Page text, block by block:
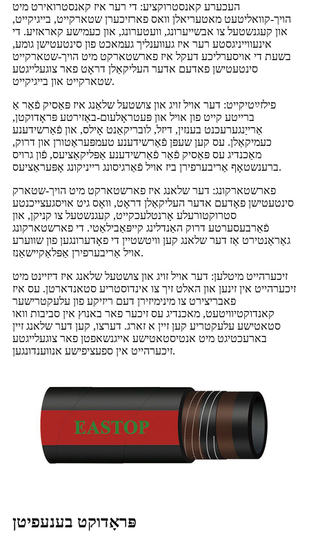
העכערע קאנסטרוקציע: די רער איז קאנסטרואירט מיט
הויך-קוואליטעט מאטעריאלן וואס פארזיכערן שטארקייט, בייגיקייט,
און קעגנשטעל צו אבשייערונג, וועטערונג, און כעמישע קאראזיע. די
אינעווייניגסטע רער איז געווענליך געמאכט פון סינטעטישן גומע,
בשעת די אויסערליכע דעקל איז פארשטארקט מיט הויך-שטארקייט
סינטעטישן פאדעם אדער העליקאַלן דראָט פאר צוגעלייגטע
שטארקייט און בייגיקייט.
פילזײַטיקייט: דער אויל זויג און צושטעל שלאַנג איז פּאַסיק פֿאַר אַ
ברייטע קייט פון אויל און פּעטראָלעום-באַזירטע פּראָדוקטן,
אַרייַנגערעכנט בענזין, דיזל, לובריקאַנט אָילס, און פֿאַרשידענע
כעמיקאַלן. עס קען שעפּן פֿאַרשידענע טעמפּעראַטורן און דרוק,
מאַכנדיג עס פּאַסיק פֿאַר פֿאַרשידענע אַפּליקאַציעס, פֿון גרויס
ברענשטאָף אַריבערפירן ביז אויל פֿאַרגיסונג רייניקונג אָפּעראַציעס.
פארשטארקונג: דער שלאנג איז פארשטארקט מיט הויך-שטארק
סינטעטישן פאָדעם אדער העליקאַלן דראָט, וואָס גיט אויסגעצייכנטע
סטרוקטורעלע אָרנטלעכקייט, קעגנשטעל צו קניקן, און
פֿאַרבעסערטע דרוק האַנדלינג קייפּאַבילאַטי. די פארשטארקונג
גאַראַנטירט אַז דער שלאנג קען וויטשטיין די פאָדערונגען פון שווערע
אויל אַריבערפירן אַפּלאַקיישאַנז.
זיכערהייט מיטלען: דער אויל זויג און צושטעל שלאנג איז דיזיינט מיט
זיכערהייט אין זינען און האלט זיך צו אינדוסטריע סטאנדארטן. עס איז
פאבריצירט צו מינימיזירן דעם ריזיקע פון ​​עלעקטרישער
קאנדוקטיוויטעט, מאכנדיג עס זיכער פאר באנוץ אין סביבות וואו
סטאטישע עלעקטריע קען זיין א זארג. דערצו, קען דער שלאנג זיין
בארעכטיגט מיט אנטיסטאטישע אייגנשאפטן פאר צוגעלייגטע
זיכערהייט אין ספעציפישע אנווענדונגען.
פּראָדוקט בענעפיטן